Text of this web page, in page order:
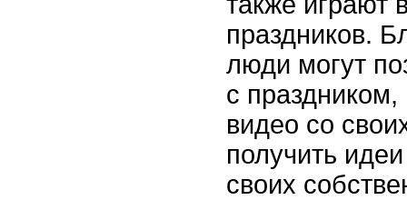
праздников.
люди могут
с
видео со
получить
своих